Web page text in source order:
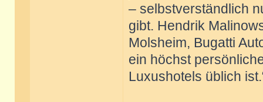
– selbstverständlich
gibt. Hendrik
Molsheim, Bugatti
ein höchst
Luxushotels üblich